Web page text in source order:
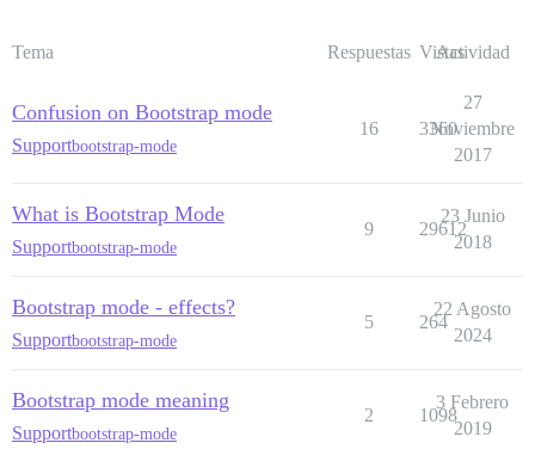
Tema Respuestas Vistas
Actividad
Confusion on Bootstrap mode
Supportbootstrap-mode
16 3360
27
Noviembre
2017
What is Bootstrap Mode
Supportbootstrap-mode
9 29612
23 Junio
2018
Bootstrap mode - effects?
Supportbootstrap-mode
5 264
22 Agosto
2024
Bootstrap mode meaning
Supportbootstrap-mode
2 1098
3 Febrero
2019